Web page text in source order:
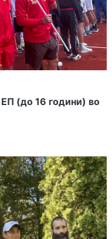
ЕП (до 16 години) во